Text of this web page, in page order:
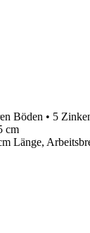
Böden • 5
cm
Länge,